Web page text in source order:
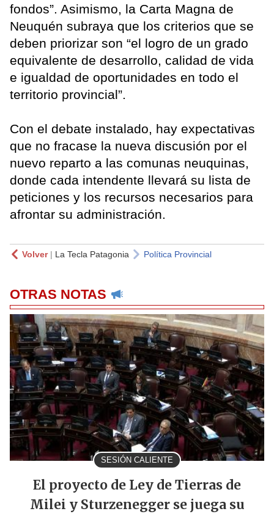
fondos”. Asimismo, la Carta Magna de
Neuquén subraya que los criterios que se
deben priorizar son “el logro de un grado
equivalente de desarrollo, calidad de vida
e igualdad de oportunidades en todo el
territorio provincial”.
Con el debate instalado, hay expectativas
que no fracase la nueva discusión por el
nuevo reparto a las comunas neuquinas,
donde cada intendente llevará su lista de
peticiones y los recursos necesarios para
afrontar su administración.
Volver| La Tecla Patagonia Política Provincial
OTRAS NOTAS
SESIÓN CALIENTE
El proyecto de Ley de Tierras de
Milei y Sturzenegger se juega su